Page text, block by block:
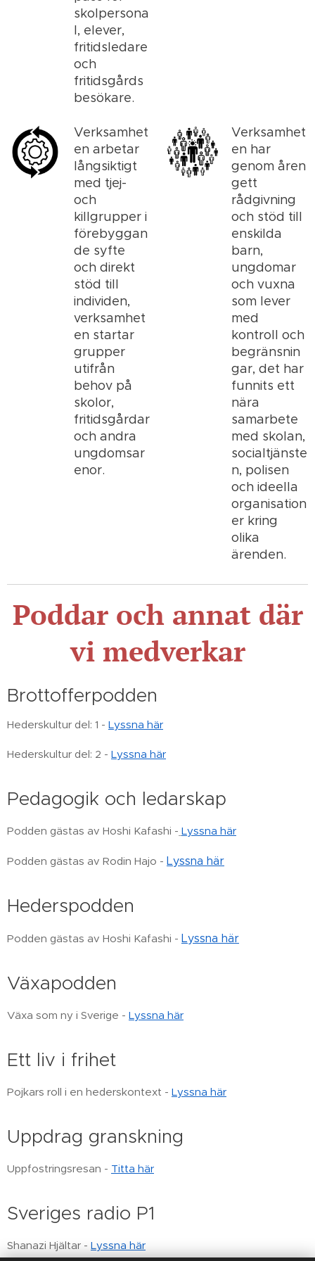
skolpersona
l, elever,
fritidsledare
och
fritidsgårds
besökare.
Verksamhet
en arbetar
långsiktigt
med tjej-
och
killgrupper i
förebyggan
de syfte
och direkt
stöd till
individen,
verksamhet
en startar
grupper
utifrån
behov på
skolor,
fritidsgårdar
och andra
ungdomsar
enor.
Verksamhet
en har
genom åren
gett
rådgivning
och stöd till
enskilda
barn,
ungdomar
och vuxna
som lever
med
kontroll och
begränsnin
gar, det har
funnits ett
nära
samarbete
med skolan,
socialtjänste
n, polisen
och ideella
organisation
er kring
olika
ärenden.
Poddar och annat där
vi medverkar
Brottofferpodden
Hederskultur del: 1 - Lyssna här
Hederskultur del: 2 - Lyssna här
Pedagogik och ledarskap
Podden gästas av Hoshi Kafashi - Lyssna här
Podden gästas av Rodin Hajo - Lyssna här
Hederspodden
Podden gästas av Hoshi Kafashi - Lyssna här
Växapodden
Växa som ny i Sverige - Lyssna här
Ett liv i frihet
Pojkars roll i en hederskontext - Lyssna här
Uppdrag granskning
Uppfostringsresan - Titta här
Sveriges radio P1
Shanazi Hjältar - Lyssna här